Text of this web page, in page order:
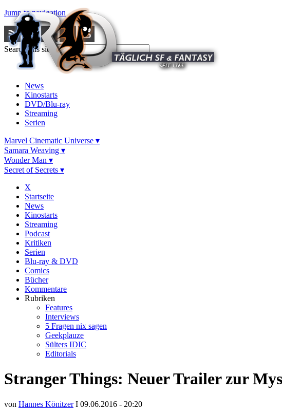
Jump to navigation
Search this site
News
Kinostarts
DVD/Blu-ray
Streaming
Serien
Marvel Cinematic Universe ▾
Samara Weaving ▾
Wonder Man ▾
Secret of Secrets ▾
X
Startseite
News
Kinostarts
Streaming
Podcast
Kritiken
Serien
Blu-ray & DVD
Comics
Bücher
Kommentare
Rubriken
Features
Interviews
5 Fragen nix sagen
Geekplauze
Sülters IDIC
Editorials
Stranger Things: Neuer Trailer zur
von Hannes KönitzerI 09.06.2016 - 20:20